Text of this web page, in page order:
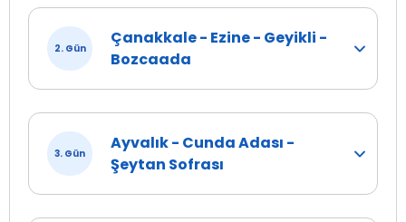
2. Gün
Çanakkale - Ezine - Geyikli -
Bozcaada
3. Gün
Ayvalık - Cunda Adası -
Şeytan Sofrası